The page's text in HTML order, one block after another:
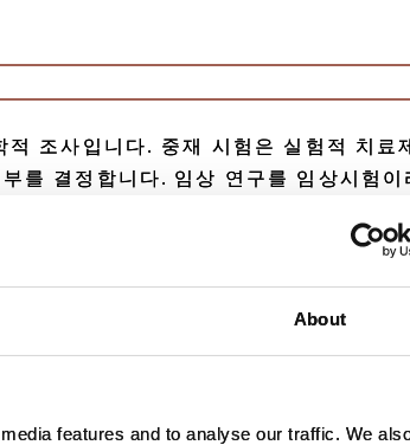
About
features and to analyse our traffic. We
조사입니다. 중재 시험은 실험적 치료
를 결정합니다. 임상 연구를 임상시험이